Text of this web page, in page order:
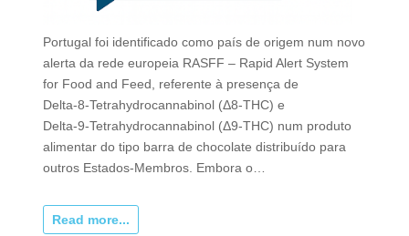
Portugal foi identificado como país de origem num novo
alerta da rede europeia RASFF – Rapid Alert System
for Food and Feed, referente à presença de
Delta‑8‑Tetrahydrocannabinol (Δ8‑THC) e
Delta‑9‑Tetrahydrocannabinol (Δ9‑THC) num produto
alimentar do tipo barra de chocolate distribuído para
outros Estados‑Membros. Embora o…
Read more...